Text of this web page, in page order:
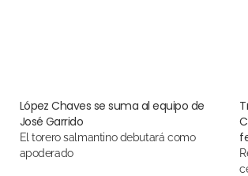
López Chaves se suma al equipo de
José Garrido
El torero salmantino debutará como
apoderado
Resultado de todos los festejos